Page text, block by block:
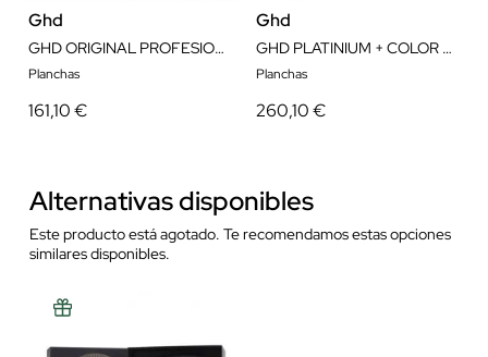
Ghd
GHD ORIGINAL PROFESIONAL STYLER BLACK
Planchas
161,10 €
Ghd
GHD PLATINIUM + COLOR BLANCO
Planchas
260,10 €
Alternativas disponibles
Este producto está agotado. Te recomendamos estas opciones
similares disponibles.